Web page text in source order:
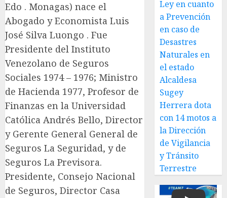
Edo . Monagas) nace el
Abogado y Economista Luis
José Silva Luongo . Fue
Presidente del Instituto
Venezolano de Seguros
Sociales 1974 – 1976; Ministro
de Hacienda 1977, Profesor de
Finanzas en la Universidad
Católica Andrés Bello, Director
y Gerente General General de
Seguros La Seguridad, y de
Seguros La Previsora.
Presidente, Consejo Nacional
de Seguros, Director Casa
Ley en cuanto
a Prevención
en caso de
Desastres
Naturales en
el estado
Alcaldesa
Sugey
Herrera dota
con 14 motos a
la Dirección
de Vigilancia
y Tránsito
Terrestre